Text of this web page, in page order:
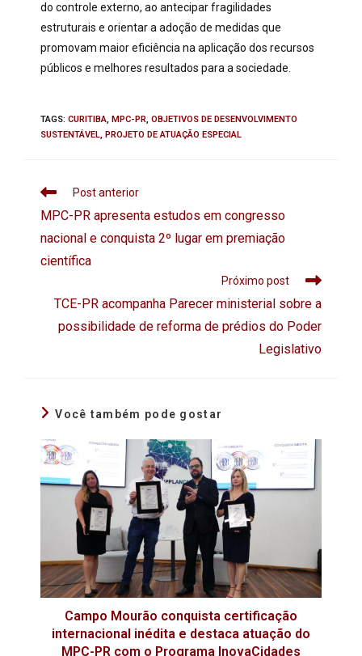
do controle externo, ao antecipar fragilidades
estruturais e orientar a adoção de medidas que
promovam maior eficiência na aplicação dos recursos
públicos e melhores resultados para a sociedade.
TAGS: CURITIBA, MPC-PR, OBJETIVOS DE DESENVOLVIMENTO
SUSTENTÁVEL, PROJETO DE ATUAÇÃO ESPECIAL
Post anterior
MPC-PR apresenta estudos em congresso
nacional e conquista 2º lugar em premiação
científica
Próximo post
TCE-PR acompanha Parecer ministerial sobre a
possibilidade de reforma de prédios do Poder
Legislativo
Você também pode gostar
Campo Mourão conquista certificação
internacional inédita e destaca atuação do
MPC-PR com o Programa InovaCidades